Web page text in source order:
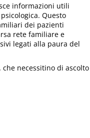
informazioni utili
Questo
dei pazienti
rete familiare e
legati alla paura del
necessitino di ascolto